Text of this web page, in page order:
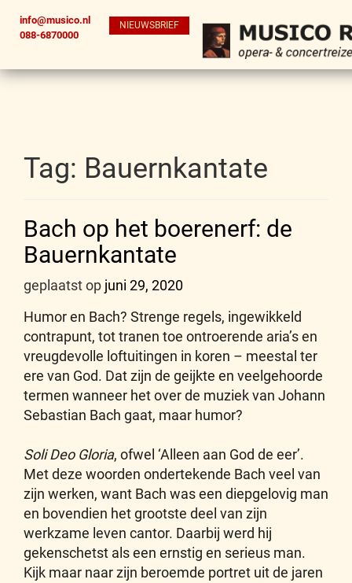
info@musico.nl
088-6870000
NIEUWSBRIEF
Tag: Bauernkantate
Bach op het boerenerf: de
Bauernkantate
geplaatst op juni 29, 2020
Humor en Bach? Strenge regels, ingewikkeld
contrapunt, tot tranen toe ontroerende aria’s en
vreugdevolle loftuitingen in koren – meestal ter
ere van God. Dat zijn de geijkte en veelgehoorde
termen wanneer het over de muziek van Johann
Sebastian Bach gaat, maar humor?
Soli Deo Gloria, ofwel ‘Alleen aan God de eer’.
Met deze woorden ondertekende Bach veel van
zijn werken, want Bach was een diepgelovig man
en bovendien het grootste deel van zijn
werkzame leven cantor. Daarbij werd hij
gekenschetst als een ernstig en serieus man.
Kijk maar naar zijn beroemde portret uit de jaren